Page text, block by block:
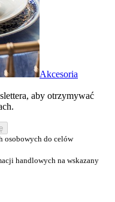
Akcesoria
aby otrzymywać
osobowych do celów
handlowych na wskazany